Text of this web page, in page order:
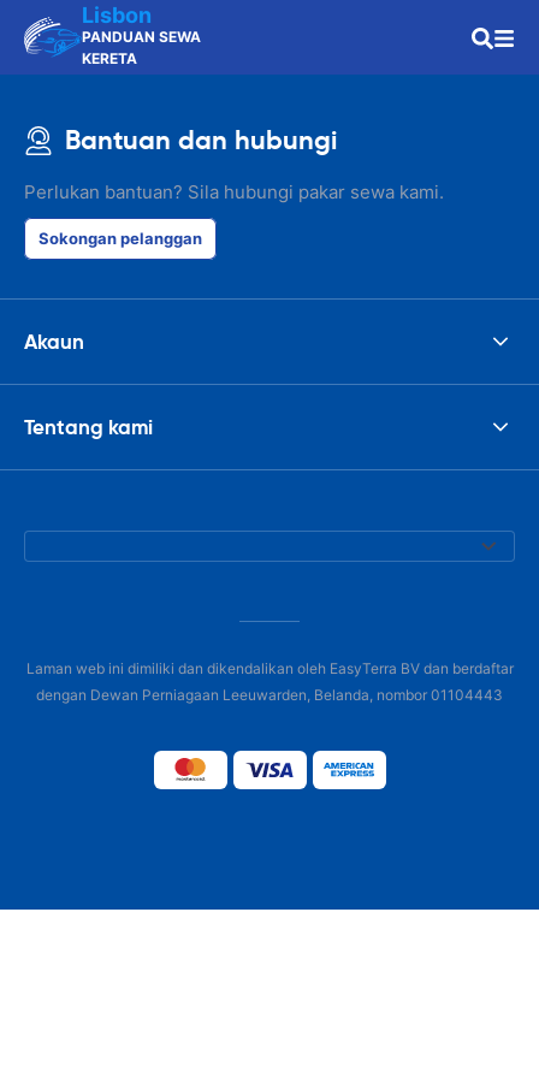
Lisbon
PANDUAN SEWA
KERETA
Bantuan dan hubungi
Perlukan bantuan? Sila hubungi pakar sewa kami.
Sokongan pelanggan
Akaun
Tentang kami
Laman web ini dimiliki dan dikendalikan oleh EasyTerra BV dan berdaftar
dengan Dewan Perniagaan Leeuwarden, Belanda, nombor 01104443